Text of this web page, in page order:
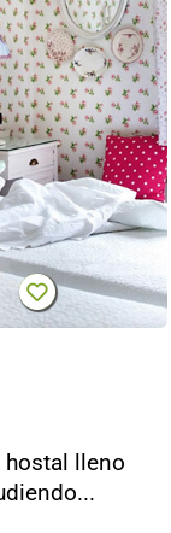
hostal lleno